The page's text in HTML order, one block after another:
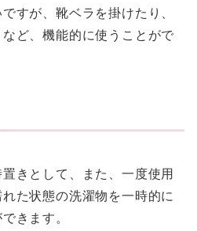
すが、靴ベラを掛けたり、
ど、機能的に使うことがで
きとして、また、一度使用
た状態の洗濯物を一時的に
きます。